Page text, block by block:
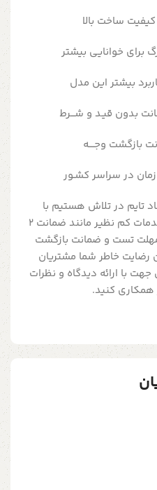
کیفیت ساخت بالا
برای خوانایی بیشتر
بیشتر این مدل
زمان در سراسر کشـور
تایم در تلاش هستیم با
ارائه محصولات با کیفیت و خدمات کم نظیر مانند ضمانت 2
محصولات، 10 روز مهلت تست و ضمانت بازگشت
رضایت خاطر شما مشتریان
با ارائه دیدگاه و نظرات
همکاری کنید.